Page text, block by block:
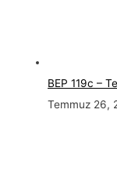
BEP 119c –
Temmuz 26,